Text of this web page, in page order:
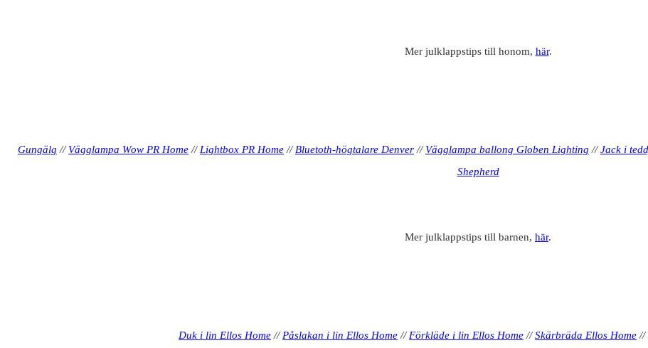
Mer julklappstips till honom, här.
Gungälg // Vägglampa Wow PR Home//Lightbox PR Home//Bluetoth-högtalare Denver// Vägglampa ballong Globen Lighting //Jack i
Shepherd
Mer julklappstips till barnen, här.
Duk i lin Ellos Home//Påslakan i lin Ellos Home//Förkläde i lin Ellos Home//Skärbräda Ellos Home//